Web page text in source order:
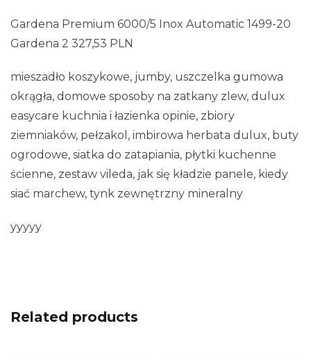
Gardena Premium 6000/5 Inox Automatic 1499-20
Gardena 2 327,53 PLN
mieszadło koszykowe, jumby, uszczelka gumowa
okrągła, domowe sposoby na zatkany zlew, dulux
easycare kuchnia i łazienka opinie, zbiory
ziemniaków, pełzakol, imbirowa herbata dulux, buty
ogrodowe, siatka do zatapiania, płytki kuchenne
ścienne, zestaw vileda, jak się kładzie panele, kiedy
siać marchew, tynk zewnętrzny mineralny
yyyyy
Related products